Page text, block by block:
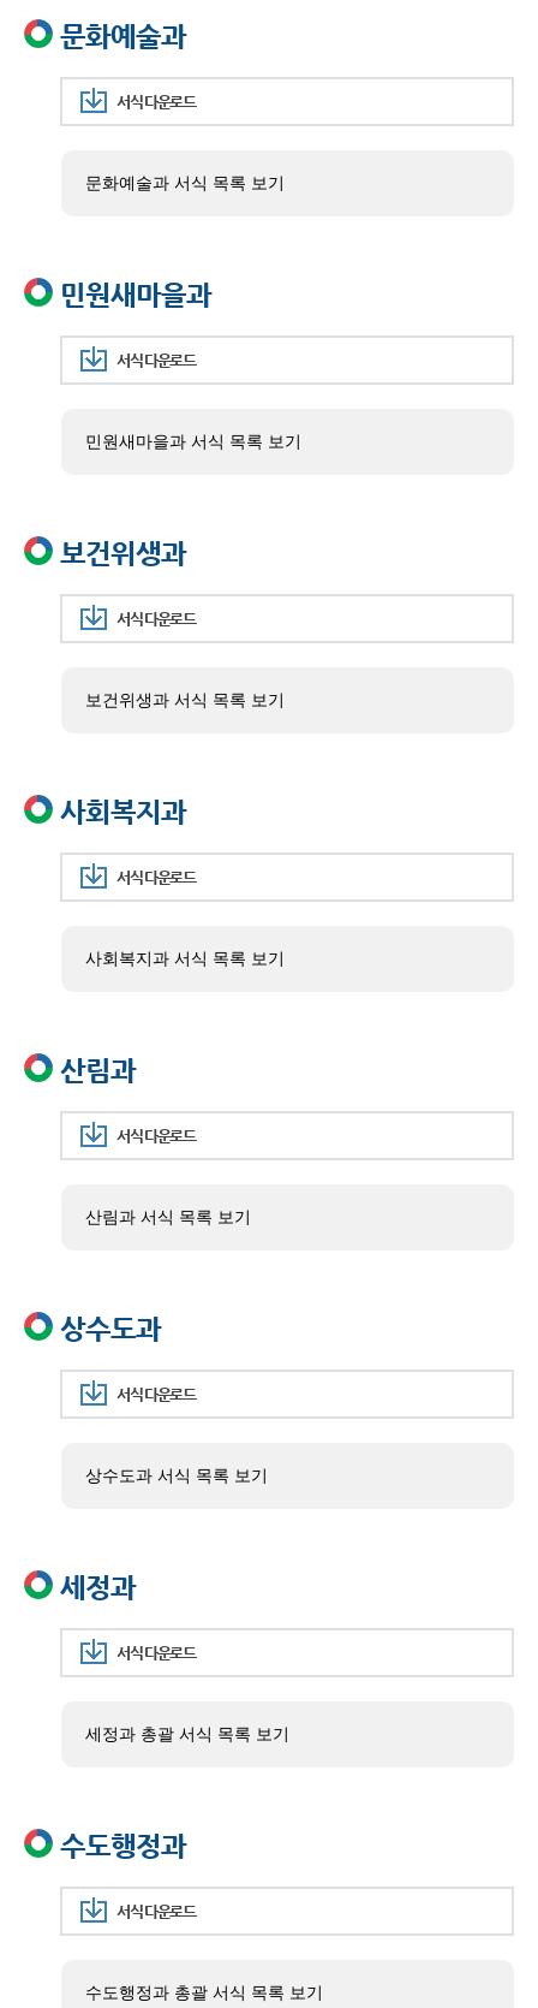
문화예술과
서식 다운로드
문화예술과 서식 목록 보기
민원새마을과
서식 다운로드
민원새마을과 서식 목록 보기
보건위생과
서식 다운로드
보건위생과 서식 목록 보기
사회복지과
서식 다운로드
사회복지과 서식 목록 보기
산림과
서식 다운로드
산림과 서식 목록 보기
상수도과
서식 다운로드
상수도과 서식 목록 보기
세정과
서식 다운로드
세정과 총괄 서식 목록 보기
수도행정과
서식 다운로드
수도행정과 총괄 서식 목록 보기